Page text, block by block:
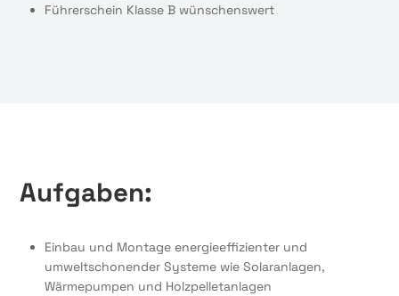
Führerschein Klasse B wünschenswert
Aufgaben:
Einbau und Montage energieeffizienter und
umweltschonender Systeme wie Solaranlagen,
Wärmepumpen und Holzpelletanlagen